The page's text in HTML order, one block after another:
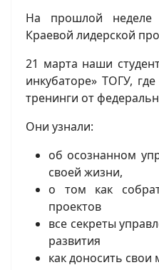
На прошлой
Краевой лидерской
21 марта наши
инкубаторе» ТОГУ,
тренинги от
Они узнали:
об осознанном
своей жизни,
о том как
проектов
все секреты
развития
как доносить